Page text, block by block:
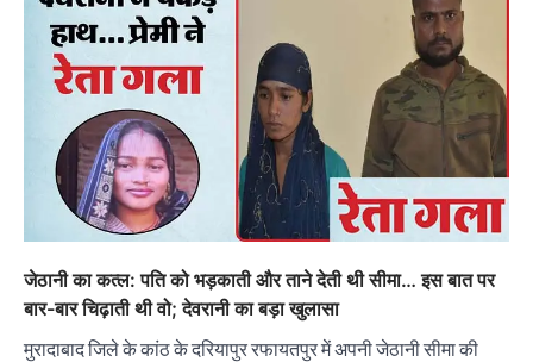
जेठानी का कत्ल: पति को भड़काती और ताने देती थी सीमा… इस बात पर
बार-बार चिढ़ाती थी वो; देवरानी का बड़ा खुलासा
मुरादाबाद जिले के कांठ के दरियापुर रफायतपुर में अपनी जेठानी सीमा की